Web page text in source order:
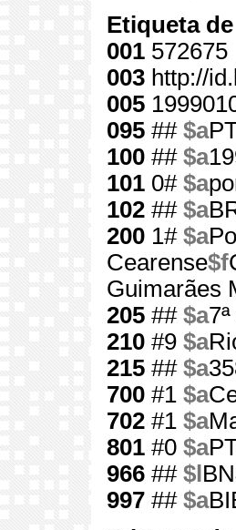
Etiqueta
001 572675
003 http://
005
095 ## $a
100 ## $a
101 0# $a
102 ## $a
200 1# $a
Cearense$f
Guimarães
205 ## $a
210 #9 $a
215 ## $a
700 #1 $a
702 #1 $a
801 #0 $a
966 ## $l BN
997 ## $a